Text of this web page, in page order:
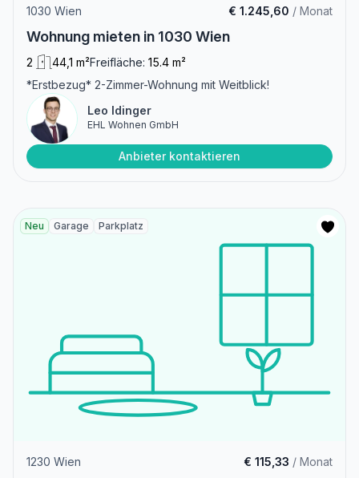
1030 Wien € 1.245,60 / Monat
Wohnung mieten in 1030 Wien
2 44,1 m²Freifläche: 15.4 m²
*Erstbezug* 2-Zimmer-Wohnung mit Weitblick!
Leo Idinger
EHL Wohnen GmbH
Anbieter kontaktieren
Neu Garage Parkplatz
1230 Wien € 115,33 / Monat